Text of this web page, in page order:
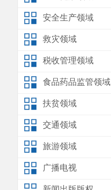
安全生产领域
救灾领域
税收管理领域
食品药品监管领域
扶贫领域
交通领域
旅游领域
广播电视